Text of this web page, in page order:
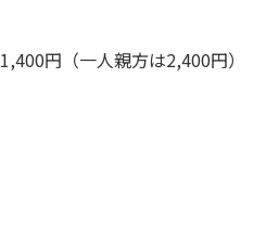
円（一人親方は2,400円）